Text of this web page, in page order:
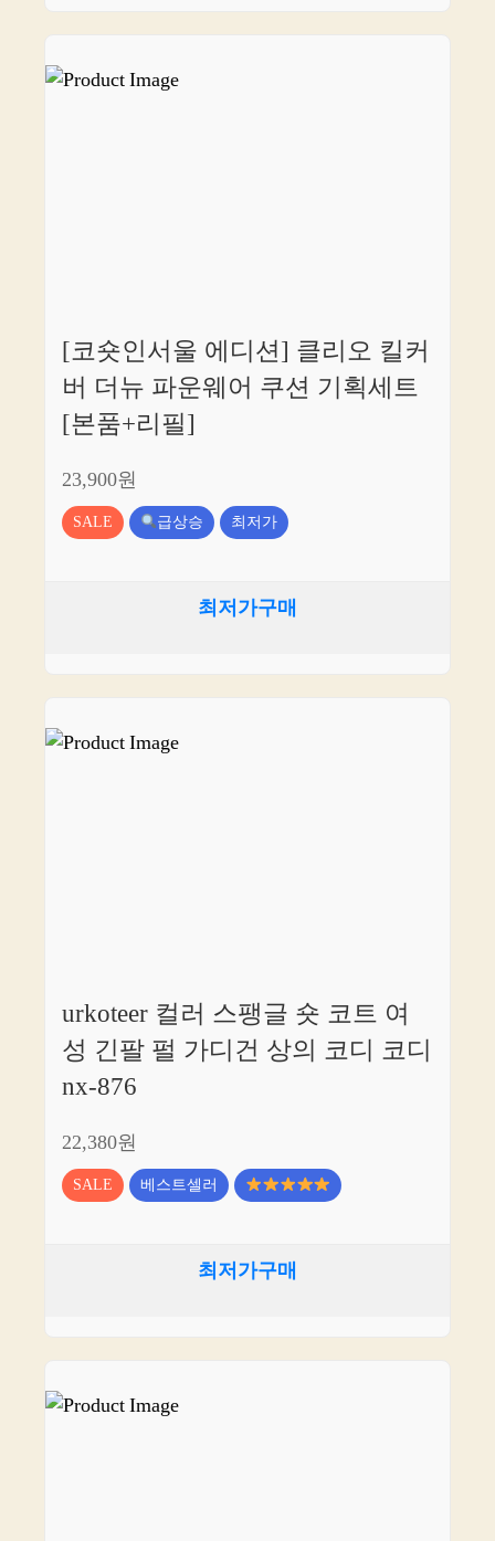
[코숏인서울 에디션] 클리오 킬커
버 더뉴 파운웨어 쿠션 기획세트
[본품+리필]
23,900원
SALE 급상승 최저가
최저가구매
urkoteer 컬러 스팽글 숏 코트 여
성 긴팔 펄 가디건 상의 코디 코디
nx-876
22,380원
SALE 베스트셀러
최저가구매